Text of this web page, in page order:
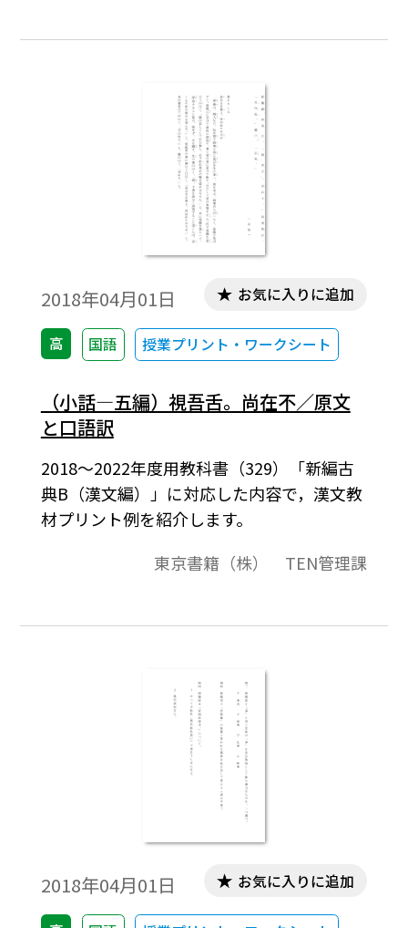
2018年04月01日
高 国語 授業プリント・ワークシート
お気に入りに追加
（小話―五編）視吾舌。尚在不／原文
と口語訳
2018～2022年度用教科書（329）「新編古
典B（漢文編）」に対応した内容で，漢文教
材プリント例を紹介します。
東京書籍（株） TEN管理課
2018年04月01日 お気に入りに追加